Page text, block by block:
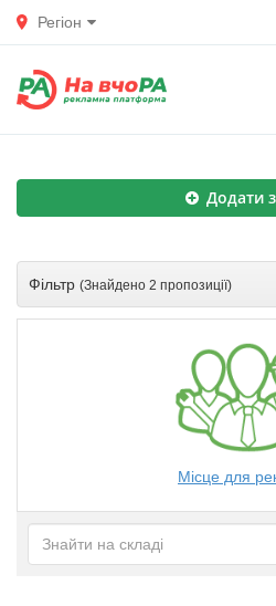
Регіон
Додати
Фільтр (Знайдено 2 пропозиції)
Місце для